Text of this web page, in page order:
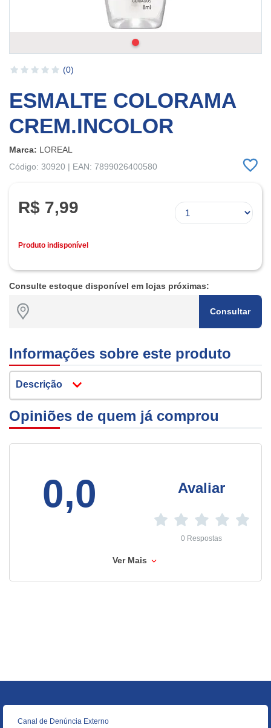
(0)
ESMALTE COLORAMA
CREM.INCOLOR
Marca: LOREAL
Código: 30920 | EAN: 7899026400580
R$ 7,99
Produto indisponível
Consulte estoque disponível em lojas próximas:
Consultar
Informações sobre este produto
Descrição
Opiniões de quem já comprou
0,0 Avaliar
0 Respostas
Ver Mais
Canal de Denúncia Externo